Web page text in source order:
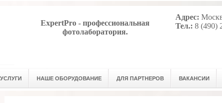
ExpertPro - профессиональная
фотолаборатория.
Адрес:
Тел.: 8 (490)
УСЛУГИ НАШЕ ОБОРУДОВАНИЕ ДЛЯ ПАРТНЕРОВ ВАКАНСИИ